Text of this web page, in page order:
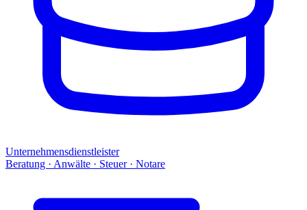
Unternehmensdienstleister
Beratung · Anwälte · Steuer · Notare